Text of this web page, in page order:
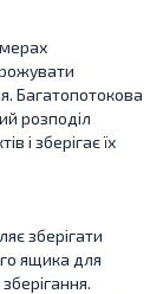
Багатопотокова
розподіл
і зберігає їх
зберігати
ящика для